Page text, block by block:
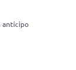
anticipo